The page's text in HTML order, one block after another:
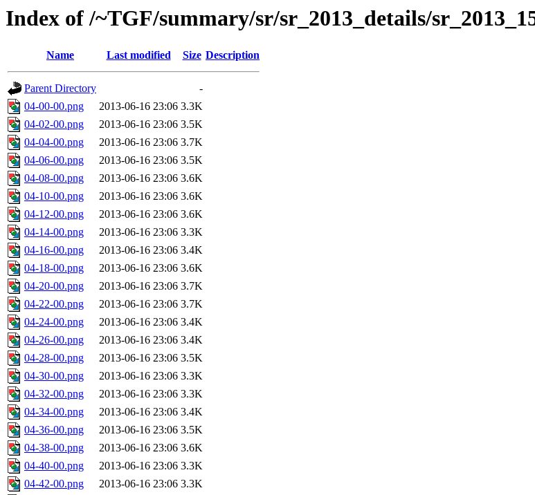
Index of /~TGF/summary/sr/sr_2013_details/
Name Last modified Size Description
Parent Directory
-
04-00-00.png
2013-06-16 23:06 3.3K
04-02-00.png
2013-06-16 23:06 3.5K
04-04-00.png
2013-06-16 23:06 3.7K
04-06-00.png
2013-06-16 23:06 3.5K
04-08-00.png
2013-06-16 23:06 3.6K
04-10-00.png
2013-06-16 23:06 3.6K
04-12-00.png
2013-06-16 23:06 3.6K
04-14-00.png
2013-06-16 23:06 3.3K
04-16-00.png
2013-06-16 23:06 3.4K
04-18-00.png
2013-06-16 23:06 3.6K
04-20-00.png
2013-06-16 23:06 3.7K
04-22-00.png
2013-06-16 23:06 3.7K
04-24-00.png
2013-06-16 23:06 3.4K
04-26-00.png
2013-06-16 23:06 3.4K
04-28-00.png
2013-06-16 23:06 3.5K
04-30-00.png
2013-06-16 23:06 3.3K
04-32-00.png
2013-06-16 23:06 3.3K
04-34-00.png
2013-06-16 23:06 3.4K
04-36-00.png
2013-06-16 23:06 3.5K
04-38-00.png
2013-06-16 23:06 3.6K
04-40-00.png
2013-06-16 23:06 3.3K
04-42-00.png
2013-06-16 23:06 3.3K